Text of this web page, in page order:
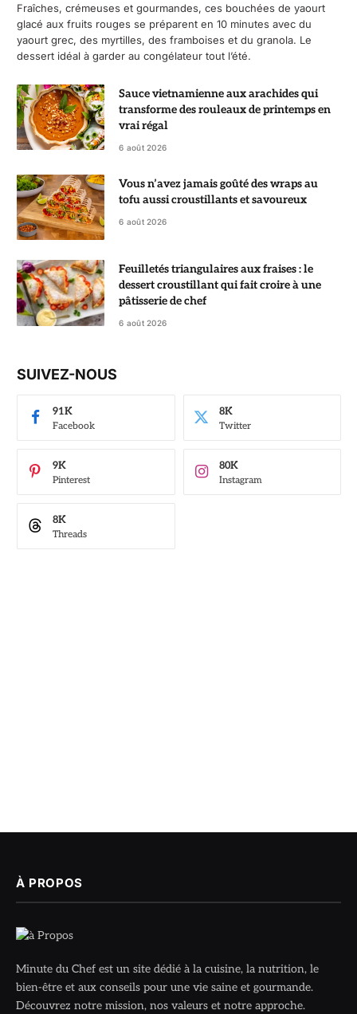
Fraîches, crémeuses et gourmandes, ces bouchées de yaourt
glacé aux fruits rouges se préparent en 10 minutes avec du
yaourt grec, des myrtilles, des framboises et du granola. Le
dessert idéal à garder au congélateur tout l’été.
Sauce vietnamienne aux arachides qui
transforme des rouleaux de printemps en
vrai régal
6 août 2026
Vous n’avez jamais goûté des wraps au
tofu aussi croustillants et savoureux
6 août 2026
Feuilletés triangulaires aux fraises : le
dessert croustillant qui fait croire à une
pâtisserie de chef
6 août 2026
SUIVEZ-NOUS
Facebook
91K
Twitter
8K
Pinterest
9K
Instagram
80K
Threads
8K
À PROPOS
Minute du Chef est un site dédié à la cuisine, la nutrition, le
bien-être et aux conseils pour une vie saine et gourmande.
Découvrez notre mission, nos valeurs et notre approche.